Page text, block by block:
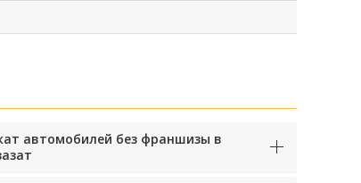
автомобилей без франшизы в